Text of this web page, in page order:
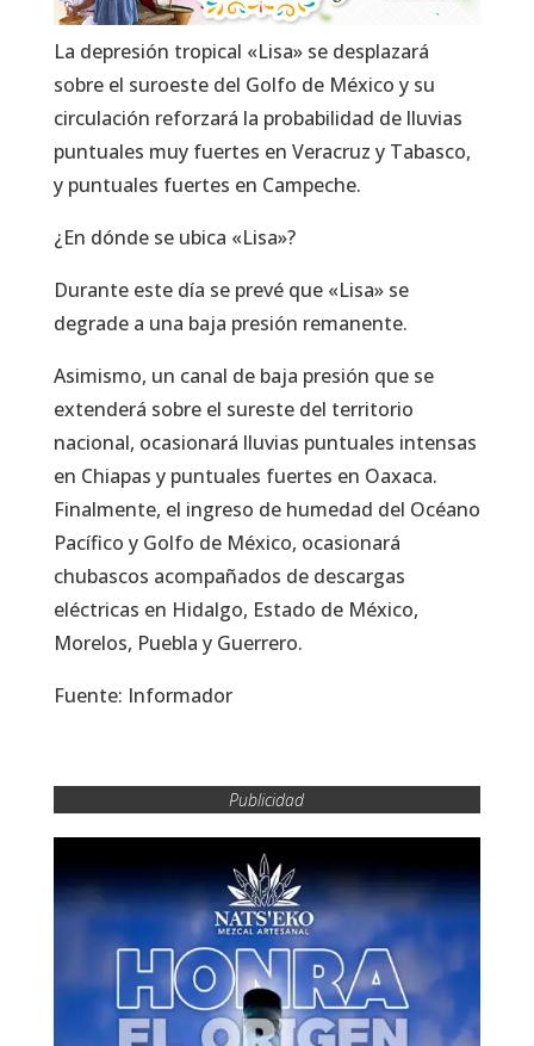
La depresión tropical «Lisa» se desplazará
sobre el suroeste del Golfo de México y su
circulación reforzará la probabilidad de lluvias
puntuales muy fuertes en Veracruz y Tabasco,
y puntuales fuertes en Campeche.
¿En dónde se ubica «Lisa»?
Durante este día se prevé que «Lisa» se
degrade a una baja presión remanente.
Asimismo, un canal de baja presión que se
extenderá sobre el sureste del territorio
nacional, ocasionará lluvias puntuales intensas
en Chiapas y puntuales fuertes en Oaxaca.
Finalmente, el ingreso de humedad del Océano
Pacífico y Golfo de México, ocasionará
chubascos acompañados de descargas
eléctricas en Hidalgo, Estado de México,
Morelos, Puebla y Guerrero.
Fuente: Informador
Publicidad